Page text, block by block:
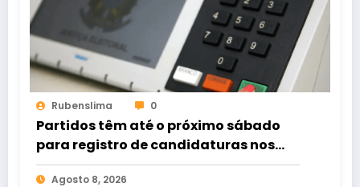
Rubenslima 0
Partidos têm até o próximo sábado
para registro de candidaturas nos
tribunais
Agosto 8, 2026